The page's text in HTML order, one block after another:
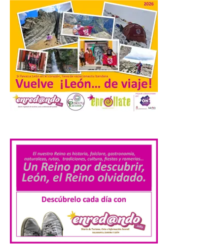
del programa del evento, una guía
práctica con recomendaciones
elaboradas por especialistas para
observar el eclipse con seguridad León, 7
de agosto de 2026. La programación […]
Laciana comienza su
programación para
disfrutar el eclipse total
del 12 de agosto
Durante los días 1 y 2 de
agosto, tanto el público
infantil como el adulto
pudo disfrutar de un
planetario que se instaló
en el polideportivo municipal, con pases
público infantil y, el resto del […]